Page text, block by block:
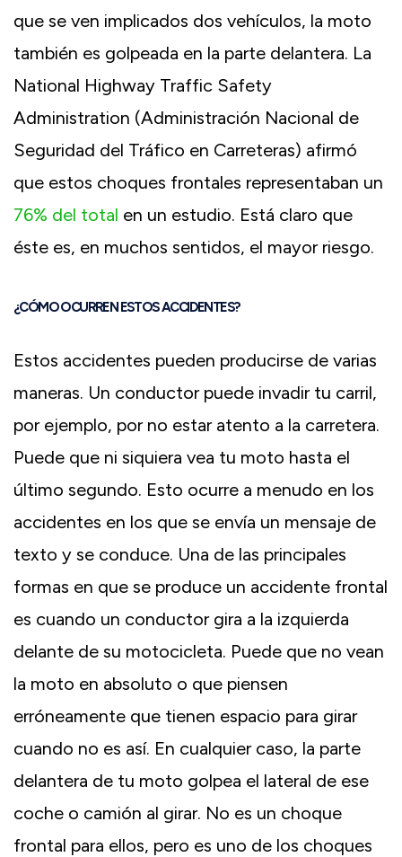
que se ven implicados dos vehículos, la moto
también es golpeada en la parte delantera. La
National Highway Traffic Safety
Administration (Administración Nacional de
Seguridad del Tráfico en Carreteras) afirmó
que estos choques frontales representaban un
76% del total en un estudio. Está claro que
éste es, en muchos sentidos, el mayor riesgo.
¿CÓMO OCURREN ESTOS ACCIDENTES?
Estos accidentes pueden producirse de varias
maneras. Un conductor puede invadir tu carril,
por ejemplo, por no estar atento a la carretera.
Puede que ni siquiera vea tu moto hasta el
último segundo. Esto ocurre a menudo en los
accidentes en los que se envía un mensaje de
texto y se conduce. Una de las principales
formas en que se produce un accidente frontal
es cuando un conductor gira a la izquierda
delante de su motocicleta. Puede que no vean
la moto en absoluto o que piensen
erróneamente que tienen espacio para girar
cuando no es así. En cualquier caso, la parte
delantera de tu moto golpea el lateral de ese
coche o camión al girar. No es un choque
frontal para ellos, pero es uno de los choques